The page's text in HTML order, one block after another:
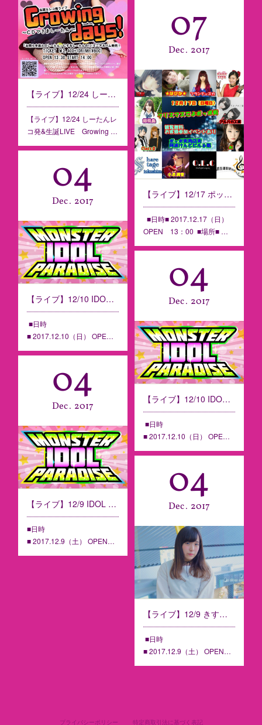
【ライブ】12/24 しーたんレコ発&生誕LIVE Growing days!〜CDできましーたん〜【大阪】※12/9 情報更新
【ライブ】12/24 しーたんレ
コ発&生誕LIVE Growing …
07
Dec 2017
【ライブ】12/17 ポッポ街商店街観覧無料イベント【クリスマスでよポッポ街】【徳島】※14日更新
■日時■ 2017.12.17（日）
OPEN 13：00 ■場所■ …
04
Dec 2017
【ライブ】12/10 IDOL PARADISE Vol.103 ＠MONSTERS cafe【香川】
■日時
■ 2017.12.10（日） OPE…
04
Dec 2017
【ライブ】12/10 IDOL PARADISE Vol.104 ＠MONSTERS cafe【香川】
■日時
■ 2017.12.10（日） OPE…
04
Dec 2017
【ライブ】12/9 IDOL PARADISE きすず生誕祭直前SP ＠MONSTERS cafe【香川】
■日時
■ 2017.12.9（土） OPEN…
04
Dec 2017
【ライブ】12/9 きすず生誕祭《きすず20歳になるってよ》 ＠MONSTERS cafe【香川】
■日時
■ 2017.12.9（土） OPEN…
プライバシーポリシー 特定商取引法に基づく表記